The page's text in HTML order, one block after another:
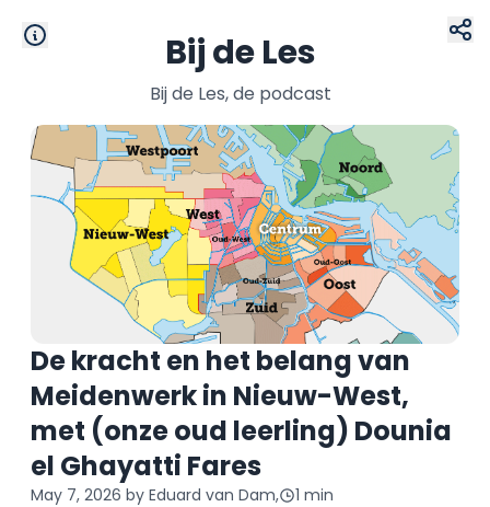
De kracht en het belang van
Meidenwerk in Nieuw-West,
met (onze oud leerling) Dounia
el Ghayatti Fares
May 7, 2026 by Eduard van Dam, 1 min
Bij de Les
Bij de Les, de podcast